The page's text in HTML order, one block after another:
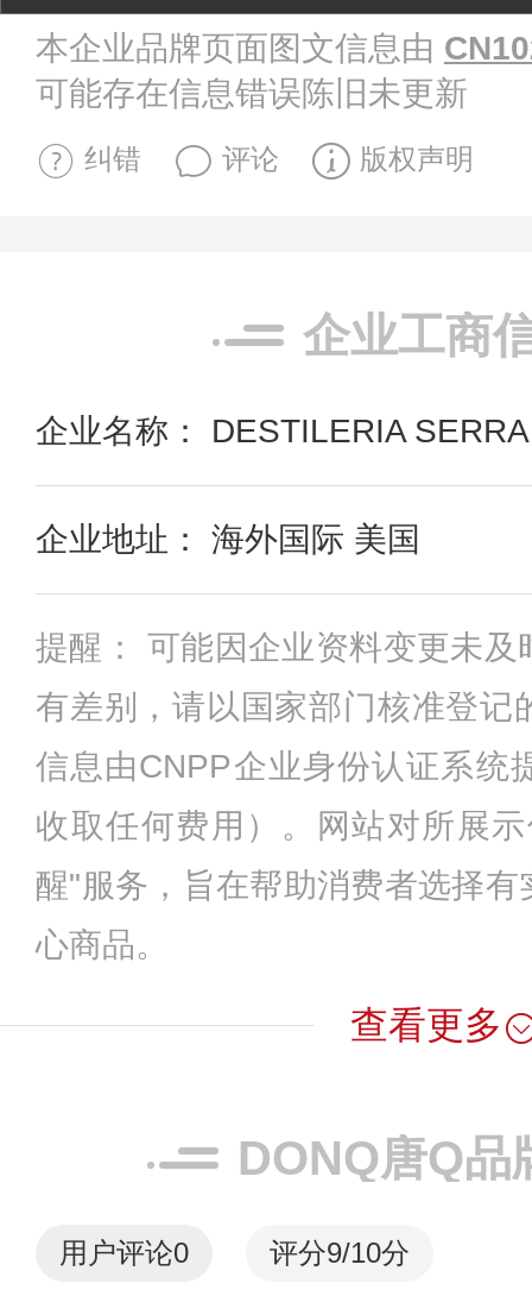
本企业品牌页面图文信息由
可能存在信息错误陈旧未更新
纠错 评论 版权声明
企业工商
企业名称： DESTILERIA
企业地址： 海外国际 美国
提醒： 可能因企业资料变更未
有差别，请以国家部门核准登记
信息由CNPP企业身份认证系统
收取任何费用）。网站对所展
醒"服务，旨在帮助消费者选择
心商品。
查看更多
DONQ唐Q品
用户评论0 评分9/10分